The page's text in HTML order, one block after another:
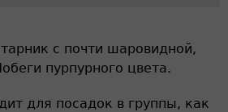
с почти шаровидной,
пурпурного цвета.
для посадок в группы, как